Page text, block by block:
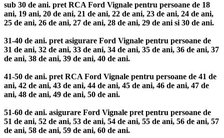
sub 30 de ani. pret RCA Ford Vignale pentru persoane de 18
ani, 19 ani, 20 de ani, 21 de ani, 22 de ani, 23 de ani, 24 de ani,
25 de ani, 26 de ani, 27 de ani, 28 de ani, 29 de ani si 30 de ani.
31-40 de ani. pret asigurare Ford Vignale pentru persoane de
31 de ani, 32 de ani, 33 de ani, 34 de ani, 35 de ani, 36 de ani, 37
de ani, 38 de ani, 39 de ani, 40 de ani.
41-50 de ani. pret RCA Ford Vignale pentru persoane de 41 de
ani, 42 de ani, 43 de ani, 44 de ani, 45 de ani, 46 de ani, 47 de
ani, 48 de ani, 49 de ani, 50 de ani.
51-60 de ani. asigurare Ford Vignale pret pentru persoane de
51 de ani, 52 de ani, 53 de ani, 54 de ani, 55 de ani, 56 de ani, 57
de ani, 58 de ani, 59 de ani, 60 de ani.